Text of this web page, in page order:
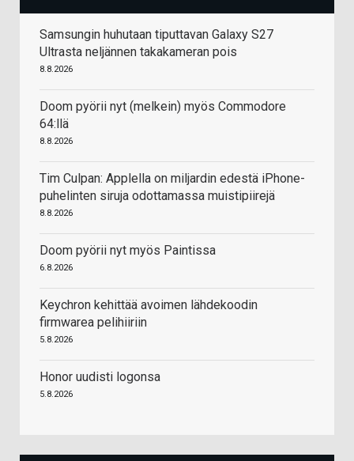
Samsungin huhutaan tiputtavan Galaxy S27
Ultrasta neljännen takakameran pois
8.8.2026
Doom pyörii nyt (melkein) myös Commodore
64:llä
8.8.2026
Tim Culpan: Applella on miljardin edestä iPhone-
puhelinten siruja odottamassa muistipiirejä
8.8.2026
Doom pyörii nyt myös Paintissa
6.8.2026
Keychron kehittää avoimen lähdekoodin
firmwarea pelihiiriin
5.8.2026
Honor uudisti logonsa
5.8.2026